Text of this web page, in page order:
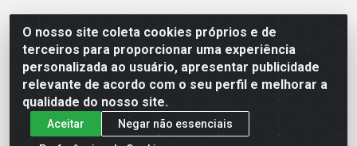
O nosso site coleta cookies próprios e de
terceiros para proporcionar uma experiência
personalizada ao usuário, apresentar publicidade
relevante de acordo com o seu perfil e melhorar a
qualidade do nosso site.
Aceitar
Negar não essenciais
Credimóveis Novolar Ltda
Rua José Alves Bezerra, 430 - Prazeres - Jaboatão dos
Guararapes / PE - CEP 54.325-610
CNPJ: 09.930.165/0013-70